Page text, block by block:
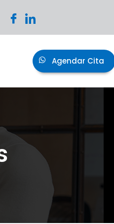
Agendar Cita